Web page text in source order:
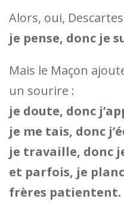
Alors, oui,
je pense, donc je
Mais le Maçon
un sourire :
je doute, donc
je me tais, donc
je travaille, donc
et parfois, je
frères patientent.